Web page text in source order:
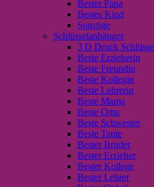
Bester Papa
Bestes Kind
Sonstige
Schlüsselanhänger
3 D Druck
Beste Erzieherin
Beste Freundin
Beste Kollegin
Beste Lehrerin
Beste Mama
Beste Oma
Beste Schwester
Beste Tante
Bester Bruder
Bester Erzieher
Bester Kollege
Bester Lehrer